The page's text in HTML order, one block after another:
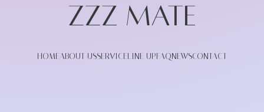
HOMEABOUT USSERVICELINE UPFAQNEWSCONTACT